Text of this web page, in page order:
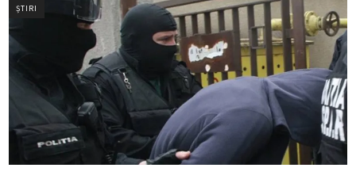
ȘTIRI